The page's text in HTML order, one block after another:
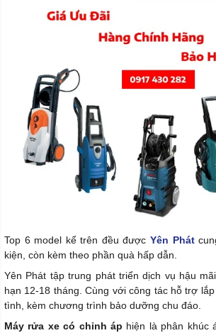
Top 6 model kể trên đều được Yên Phát
kiện, còn kèm theo phần quà hấp dẫn.
Yên Phát tập trung phát triển dịch vụ hậu
hạn 12-18 tháng. Cùng với công tác hỗ trợ
tình, kèm chương trình bảo dưỡng chu đáo.
Máy rửa xe có chỉnh áp hiện là phân khúc